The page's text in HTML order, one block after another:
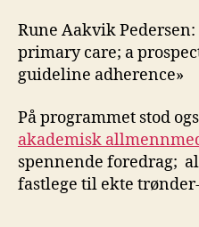
Rune Aakvik
primary care; a
guideline adherence»
På programmet stod
akademisk
spennende foredrag;
fastlege til ekte